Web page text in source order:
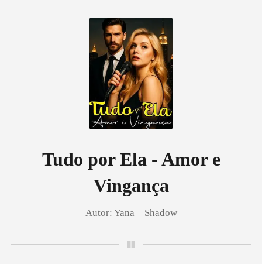
Histórico
Tudo por Ela - Amor e
Vingança
Autor: Yana _ Shadow